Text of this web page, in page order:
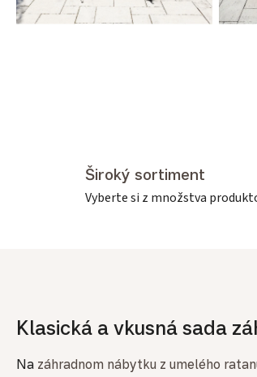
Široký sortiment
Vyberte si z množstva
Klasická a vkusná sada
Na záhradnom nábytku z umelého